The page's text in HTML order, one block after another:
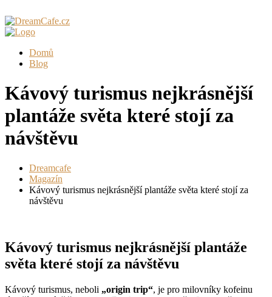
Domů
Blog
Kávový turismus nejkrásnější
plantáže světa které stojí za
návštěvu
Dreamcafe
Magazín
Kávový turismus nejkrásnější plantáže světa které stojí za
návštěvu
Kávový turismus nejkrásnější plantáže
světa které stojí za návštěvu
Kávový turismus, neboli „origin trip“, je pro milovníky kofeinu